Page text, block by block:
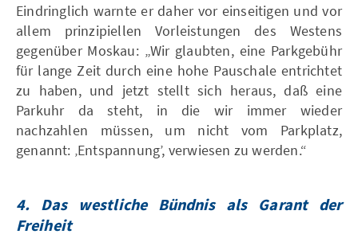
Eindringlich warnte er daher vor einseitigen und vor
allem prinzipiellen Vorleistungen des Westens
gegenüber Moskau: „Wir glaubten, eine Parkgebühr
für lange Zeit durch eine hohe Pauschale entrichtet
zu haben, und jetzt stellt sich heraus, daß eine
Parkuhr da steht, in die wir immer wieder
nachzahlen müssen, um nicht vom Parkplatz,
genannt: ‚Entspannung’, verwiesen zu werden.“
4. Das westliche Bündnis als Garant der
Freiheit